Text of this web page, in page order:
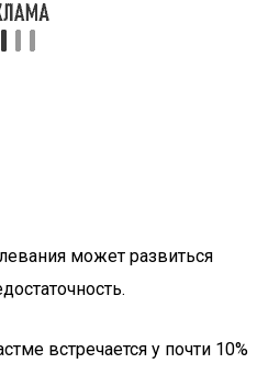
может развиться
встречается у почти 10%